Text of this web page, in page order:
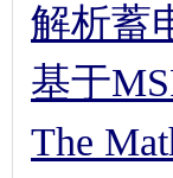
解析蓄
基于
The